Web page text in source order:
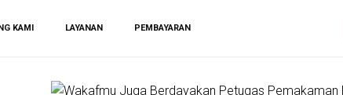
KAMI LAYANAN PEMBAYARAN